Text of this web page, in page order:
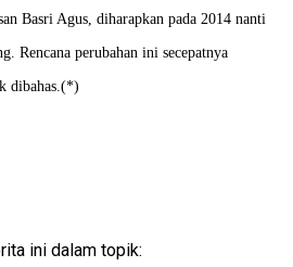
Basri Agus, diharapkan pada 2014 nanti
Rencana perubahan ini secepatnya
dibahas.(*)
ini dalam topik: